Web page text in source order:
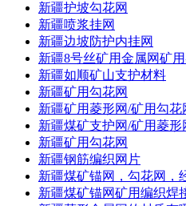
新疆护坡勾花网
新疆喷浆挂网
新疆边坡防护内挂网
新疆8号丝矿用金属网矿
新疆如顺矿山支护材料
新疆矿用勾花网
新疆矿用菱形网/矿用勾花
新疆煤矿支护网/矿用菱形
新疆矿用勾花网
新疆钢筋编织网片
新疆煤矿锚网，勾花网，
新疆煤矿锚网矿用编织焊